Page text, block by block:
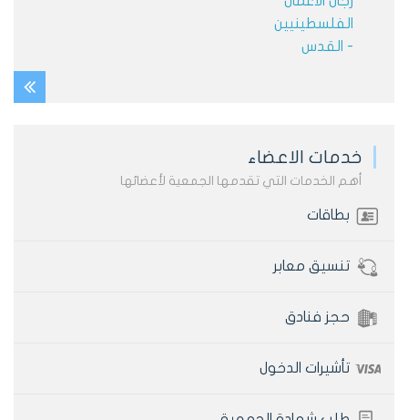
خدمات الاعضاء
أهم الخدمات التي تقدمها الجمعية لأعضائها
بطاقات
تنسيق معابر
حجز فنادق
تأشيرات الدخول